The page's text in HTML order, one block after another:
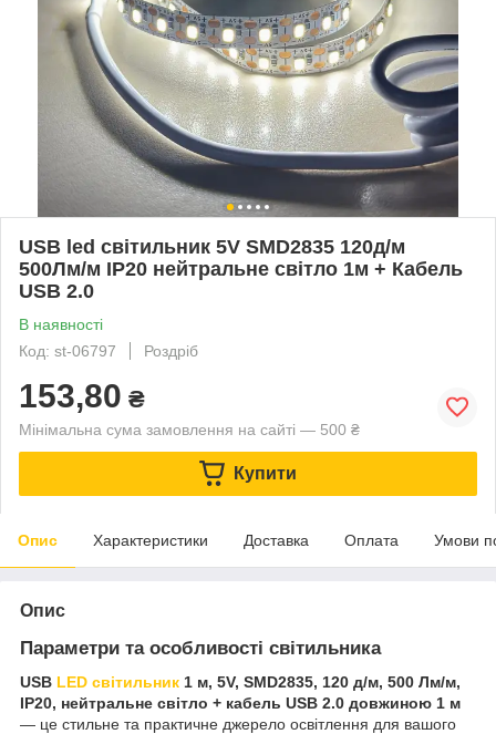
USB led світильник 5V SMD2835 120д/м
500Лм/м IP20 нейтральне світло 1м + Кабель
USB 2.0
В наявності
Код: st-06797
Роздріб
153,80 ₴
Мінімальна сума замовлення на сайті — 500 ₴
Купити
Опис Характеристики Доставка Оплата Умови
Опис
Параметри та особливості світильника
USB LED світильник 1 м, 5V, SMD2835, 120 д/м, 500 Лм/м,
IP20, нейтральне світло + кабель USB 2.0 довжиною 1 м
— це стильне та практичне джерело освітлення для вашого